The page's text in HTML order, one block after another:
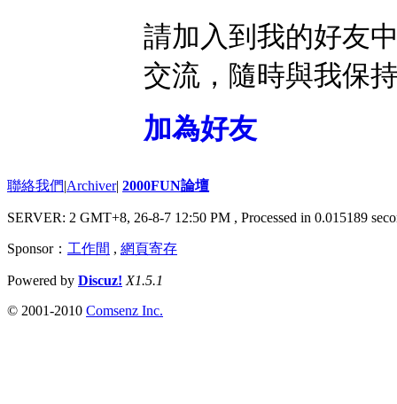
請加入到我的好友
交流，隨時與我保
加為好友
聯絡我們|Archiver| 2000FUN論壇
SERVER: 2 GMT+8, 26-8-7 12:50 PM , Processed in 0.015189
Sponsor： 工作間 , 網頁寄存
Powered by Discuz! X1.5.1
© 2001-2010 Comsenz Inc.